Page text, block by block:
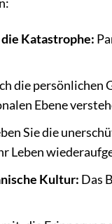
Katastrophe:
die persönlichen
Ebene
Sie die
Leben
Kultur: Das